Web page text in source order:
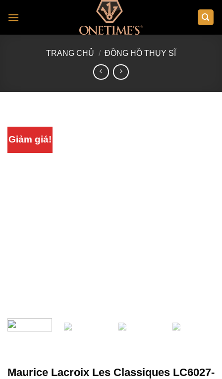
TRANG CHỦ / ĐỒNG HỒ THỤY SĨ
Giảm giá!
Maurice Lacroix Les Classiques LC6027-